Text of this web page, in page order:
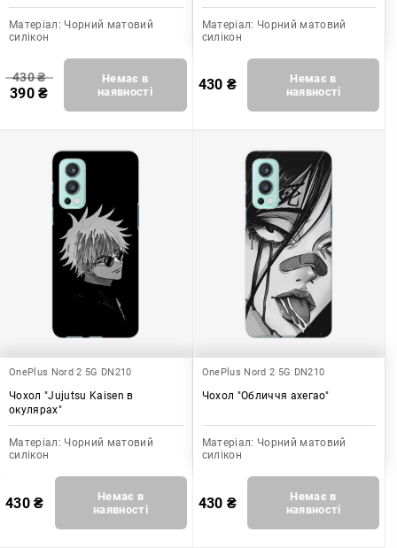
Матеріал: Чорний матовий
силікон
430₴
390₴
Немає в
наявності
Матеріал: Чорний матовий
силікон
430 ₴
Немає в
наявності
OnePlus Nord 2 5G DN210
Чохол "Jujutsu Kaisen в
окулярах"
Матеріал: Чорний матовий
силікон
430₴
Немає в
наявності
OnePlus Nord 2 5G DN210
Чохол "Обличчя ахегао"
Матеріал: Чорний матовий
силікон
430 ₴
Немає в
наявності